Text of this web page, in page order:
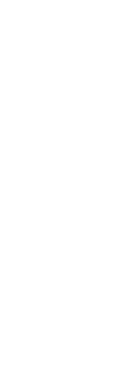
dei
e di
e aumentare
e le imprese